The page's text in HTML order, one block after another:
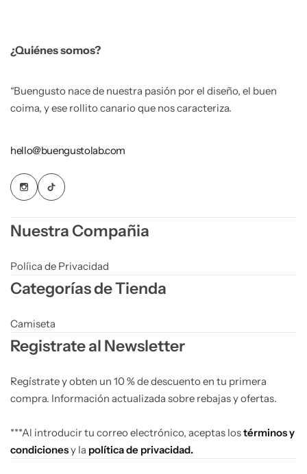
¿Quiénes somos?
“Buengusto nace de nuestra pasión por el diseño, el buen
coima, y ese rollito canario que nos caracteriza.
hello@buengustolab.com
Nuestra Compañia
Políica de Privacidad
Categorías de Tienda
Camiseta
Registrate al Newsletter
Regístrate y obten un 10 % de descuento en tu primera
compra. Información actualizada sobre rebajas y ofertas.
***Al introducir tu correo electrónico, aceptas lostérminos y
condicionesy la política de privacidad.